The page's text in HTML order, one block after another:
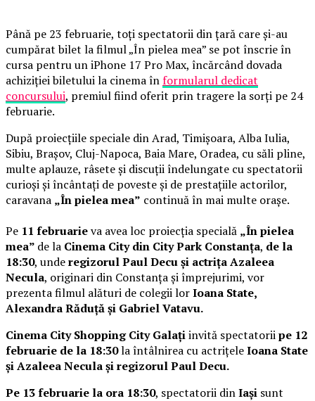
Până pe 23 februarie, toți spectatorii din țară care și-au
cumpărat bilet la filmul „În pielea mea” se pot înscrie în
cursa pentru un iPhone 17 Pro Max, încărcând dovada
achiziției biletului la cinema înformularul dedicat
concursului, premiul fiind oferit prin tragere la sorți pe 24
februarie.
După proiecțiile speciale din Arad, Timișoara, Alba Iulia,
Sibiu, Brașov, Cluj-Napoca, Baia Mare, Oradea, cu săli pline,
multe aplauze, râsete și discuții îndelungate cu spectatorii
curioși și încântați de poveste și de prestațiile actorilor,
caravana „În pielea mea” continuă în mai multe orașe.
Pe 11 februarieva avea loc proiecția specială „În pielea
mea” de la Cinema City din City Park Constanța, de la
18:30, underegizorul Paul Decu și actrița Azaleea
Necula, originari din Constanța și împrejurimi, vor
prezenta filmul alături de colegii lorIoana State,
Alexandra Răduță și Gabriel Vatavu.
Cinema City Shopping City Galațiinvită spectatoriipe 12
februarie de la 18:30la întâlnirea cu actrițeleIoana State
și Azaleea Necula și regizorul Paul Decu.
Pe 13 februarie la ora 18:30, spectatorii dinIași sunt